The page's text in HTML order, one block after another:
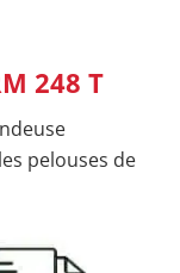
248 T
pelouses de